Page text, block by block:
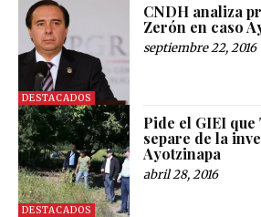
DESTACADOS
CNDH analiza
Zerón en caso
septiembre 22, 2016
DESTACADOS
Pide el GIEI que
separe de la
Ayotzinapa
abril 28, 2016